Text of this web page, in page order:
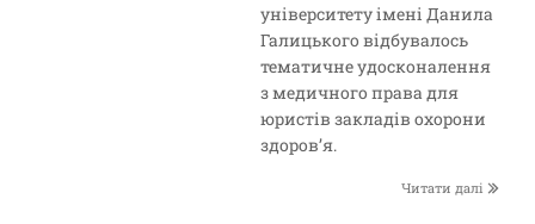
університету імені Данила
Галицького відбувалось
тематичне удосконалення
з медичного права для
юристів закладів охорони
здоров’я.
Читати далі